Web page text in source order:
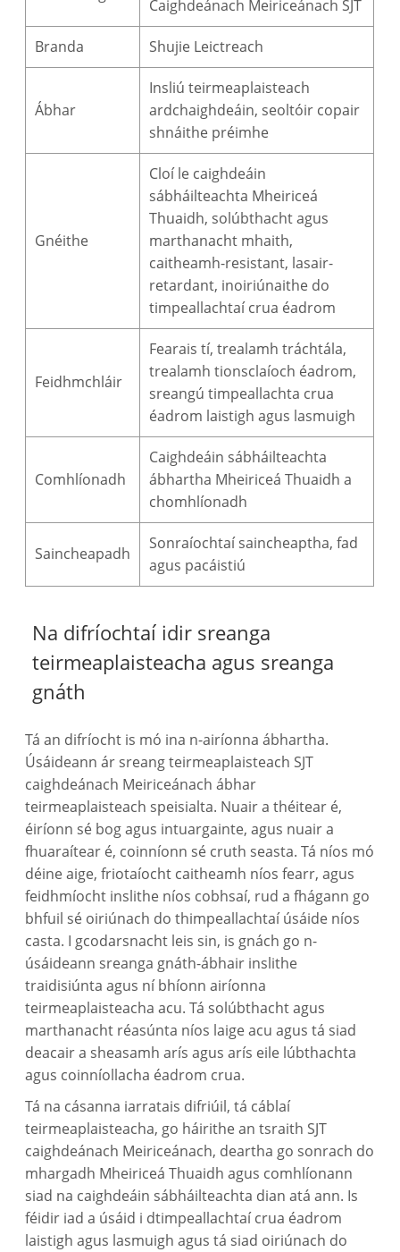
Caighdeánach Meiriceánach SJT
Branda Shujie Leictreach
Ábhar
Insliú teirmeaplaisteach
ardchaighdeáin, seoltóir copair
shnáithe préimhe
Gnéithe
Cloí le caighdeáin
sábháilteachta Mheiriceá
Thuaidh, solúbthacht agus
marthanacht mhaith,
caitheamh-resistant, lasair-
retardant, inoiriúnaithe do
timpeallachtaí crua éadrom
Feidhmchláir
Fearais tí, trealamh tráchtála,
trealamh tionsclaíoch éadrom,
sreangú timpeallachta crua
éadrom laistigh agus lasmuigh
Comhlíonadh
Caighdeáin sábháilteachta
ábhartha Mheiriceá Thuaidh a
chomhlíonadh
Saincheapadh
Sonraíochtaí saincheaptha, fad
agus pacáistiú
Na difríochtaí idir sreanga
teirmeaplaisteacha agus sreanga
gnáth
Tá an difríocht is mó ina n-airíonna ábhartha.
Úsáideann ár sreang teirmeaplaisteach SJT
caighdeánach Meiriceánach ábhar
teirmeaplaisteach speisialta. Nuair a théitear é,
éiríonn sé bog agus intuargainte, agus nuair a
fhuaraítear é, coinníonn sé cruth seasta. Tá níos mó
déine aige, friotaíocht caitheamh níos fearr, agus
feidhmíocht inslithe níos cobhsaí, rud a fhágann go
bhfuil sé oiriúnach do thimpeallachtaí úsáide níos
casta. I gcodarsnacht leis sin, is gnách go n-
úsáideann sreanga gnáth-ábhair inslithe
traidisiúnta agus ní bhíonn airíonna
teirmeaplaisteacha acu. Tá solúbthacht agus
marthanacht réasúnta níos laige acu agus tá siad
deacair a sheasamh arís agus arís eile lúbthachta
agus coinníollacha éadrom crua.
Tá na cásanna iarratais difriúil, tá cáblaí
teirmeaplaisteacha, go háirithe an tsraith SJT
caighdeánach Meiriceánach, deartha go sonrach do
mhargadh Mheiriceá Thuaidh agus comhlíonann
siad na caighdeáin sábháilteachta dian atá ann. Is
féidir iad a úsáid i dtimpeallachtaí crua éadrom
laistigh agus lasmuigh agus tá siad oiriúnach do